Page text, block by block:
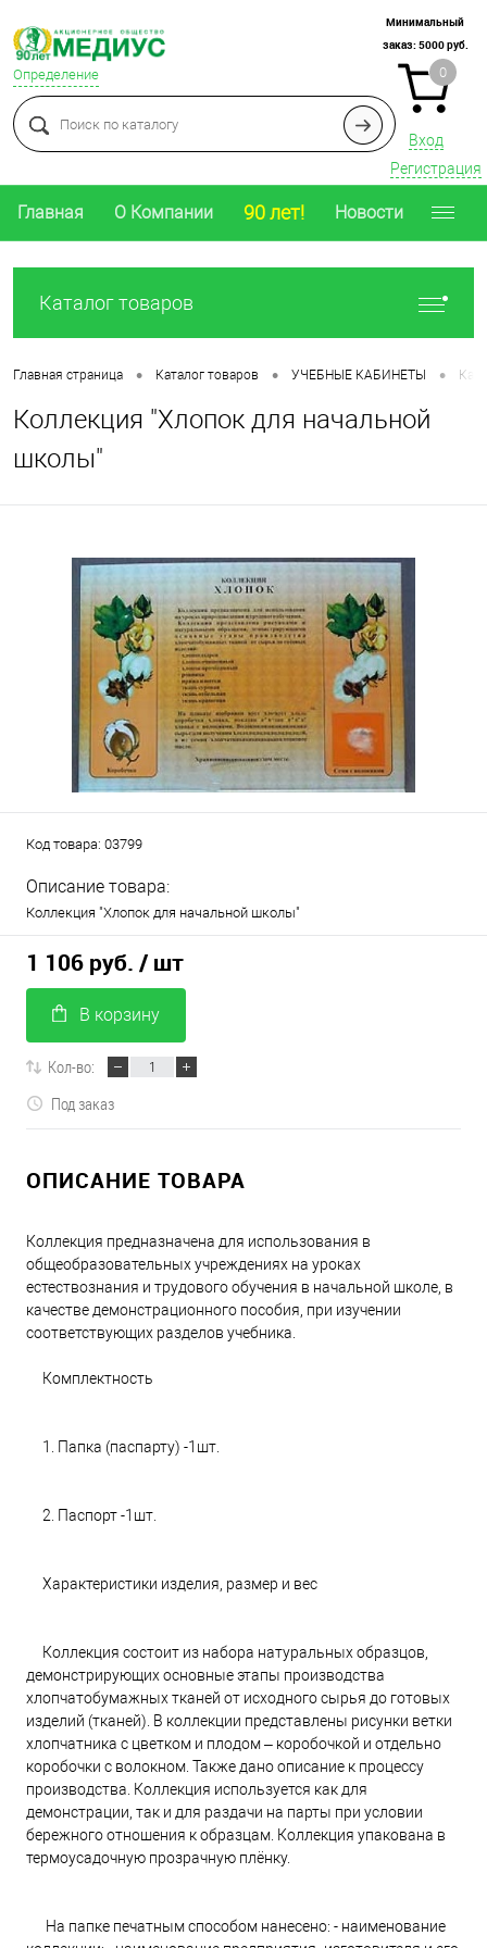
Определение
Минимальный
заказ:5000руб.
0
Вход
Регистрация
Главная О Компании 90 лет! Новости
Каталог товаров
Главная страница • Каталог товаров • УЧЕБНЫЕ КАБИНЕТЫ •
Коллекция "Хлопок для начальной
школы"
Код товара: 03799
Описание товара:
Коллекция "Хлопок для начальной школы"
1 106 руб. / шт
В корзину
Кол-во:
Под заказ
ОПИСАНИЕ ТОВАРА
Коллекция предназначена для использования в
общеобразовательных учреждениях на уроках
естествознания и трудового обучения в начальной школе, в
качестве демонстрационного пособия, при изучении
соответствующих разделов учебника.
Комплектность
1. Папка (паспарту) -1шт.
2. Паспорт -1шт.
Характеристики изделия, размер и вес
Коллекция состоит из набора натуральных образцов,
демонстрирующих основные этапы производства
хлопчатобумажных тканей от исходного сырья до готовых
изделий (тканей). В коллекции представлены рисунки ветки
хлопчатника с цветком и плодом – коробочкой и отдельно
коробочки с волокном. Также дано описание к процессу
производства. Коллекция используется как для
демонстрации, так и для раздачи на парты при условии
бережного отношения к образцам. Коллекция упакована в
термоусадочную прозрачную плёнку.
На папке печатным способом нанесено: - наименование